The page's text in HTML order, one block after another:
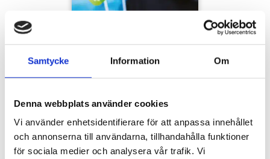
Samtycke Information Om
Denna webbplats använder cookies
Vi använder enhetsidentifierare för att anpassa innehållet
och annonserna till användarna, tillhandahålla funktioner
för sociala medier och analysera vår trafik. Vi